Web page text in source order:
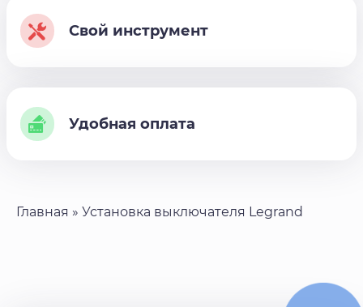
Свой инструмент
Удобная оплата
Главная » Установка выключателя Legrand